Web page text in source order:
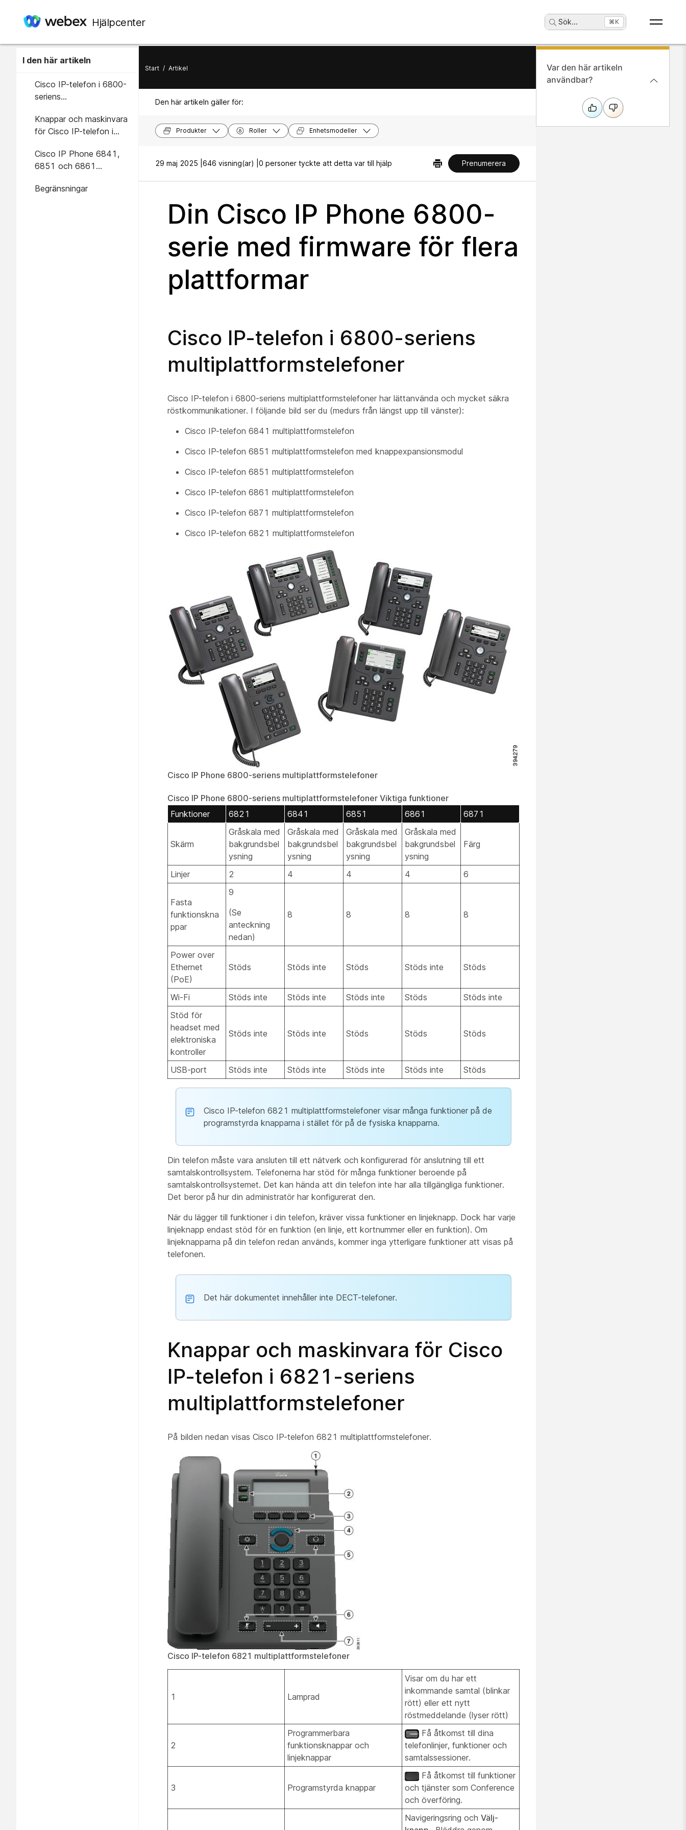
Hjälpcenter Sök... ⌘K
I den här artikeln
Cisco IP-telefon i 6800-
seriens
Knappar och maskinvara
för Cisco IP-telefon i
multiplattformstelefoner
Cisco IP Phone 6841,
6851 och 6861
knappar och maskinvara
Begränsningar
Start / Artikel
Den här artikeln gäller för:
Produkter Roller Enhetsmodeller
29 maj 2025 | 646 visning(ar) | 0 personer tyckte att detta var till hjälp Prenumerera
Din Cisco IP Phone 6800-
serie med firmware för flera
plattformar
Cisco IP-telefon i 6800-seriens
multiplattformstelefoner
Cisco IP-telefon i 6800-seriens multiplattformstelefoner har lättanvända och mycket säkra
röstkommunikationer. I följande bild ser du (medurs från längst upp till vänster):
Cisco IP-telefon 6841 multiplattformstelefon
Cisco IP-telefon 6851 multiplattformstelefon med knappexpansionsmodul
Cisco IP-telefon 6851 multiplattformstelefon
Cisco IP-telefon 6861 multiplattformstelefon
Cisco IP-telefon 6871 multiplattformstelefon
Cisco IP-telefon 6821 multiplattformstelefon
Cisco IP Phone 6800-seriens multiplattformstelefoner
Cisco IP Phone 6800-seriens multiplattformstelefoner Viktiga funktioner
Funktioner
6821 6841 6851 6861 6871
Skärm
Gråskala med
bakgrundsbel
ysning
Gråskala med
bakgrundsbel
ysning
Gråskala med
bakgrundsbel
ysning
Gråskala med
bakgrundsbel
ysning
Färg
Linjer 2 4 4 4 6
Fasta
funktionskna
ppar
9
(Se
anteckning
nedan)
8 8 8 8
Power over
Ethernet
(PoE)
Stöds Stöds inte Stöds Stöds inte Stöds
Wi-Fi Stöds inte Stöds inte Stöds inte Stöds
Stöds inte
Stöd för
headset med
elektroniska
kontroller
Stöds inte Stöds inte Stöds Stöds Stöds
USB-port Stöds inte Stöds inte Stöds inte Stöds inte Stöds
Cisco IP-telefon 6821 multiplattformstelefoner visar många funktioner på de
programstyrda knapparna i stället för på de fysiska knapparna.
Din telefon måste vara ansluten till ett nätverk och konfigurerad för anslutning till ett
samtalskontrollsystem. Telefonerna har stöd för många funktioner beroende på
samtalskontrollsystemet. Det kan hända att din telefon inte har alla tillgängliga funktioner.
Det beror på hur din administratör har konfigurerat den.
När du lägger till funktioner i din telefon, kräver vissa funktioner en linjeknapp. Dock har varje
linjeknapp endast stöd för en funktion (en linje, ett kortnummer eller en funktion). Om
linjeknapparna på din telefon redan används, kommer inga ytterligare funktioner att visas på
telefonen.
Det här dokumentet innehåller inte DECT-telefoner.
Knappar och maskinvara för Cisco
IP-telefon i 6821-seriens
multiplattformstelefoner
På bilden nedan visas Cisco IP-telefon 6821 multiplattformstelefoner.
Cisco IP-telefon 6821 multiplattformstelefoner
1 Lamprad
Visar om du har ett
inkommande samtal (blinkar
rött) eller ett nytt
röstmeddelande (lyser rött)
2
Programmerbara
funktionsknappar och
linjeknappar
Få åtkomst till dina
telefonlinjer, funktioner och
samtalssessioner.
3 Programstyrda knappar
Få åtkomst till funktioner
och tjänster som Conference
och överföring.
Navigeringsring och Välj-
Var den här artikeln
användbar?